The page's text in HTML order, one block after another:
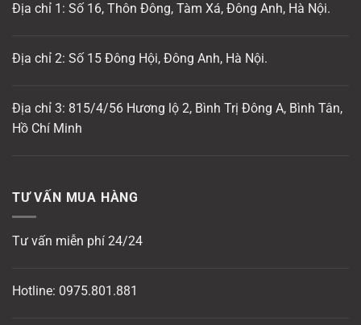
Địa chỉ 1: Số 16, Thôn Đông, Tàm Xá, Đông Anh, Hà Nội.
Địa chỉ 2: Số 15 Đông Hội, Đông Anh, Hà Nội.
Địa chỉ 3: 815/4/56 Hương lộ 2, Bình Trị Đông A, Bình Tân,
Hồ Chí Minh
TƯ VẤN MUA HÀNG
Tư vấn miễn phí 24/24
Hotline: 0975.801.881